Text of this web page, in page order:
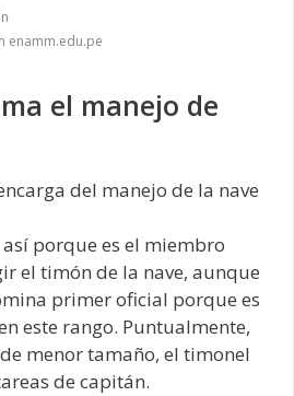
enamm.edu.pe
el manejo de
del manejo de la nave
así porque es el miembro
el timón de la nave, aunque
primer oficial porque es
este rango. Puntualmente,
menor tamaño, el timonel
de capitán.